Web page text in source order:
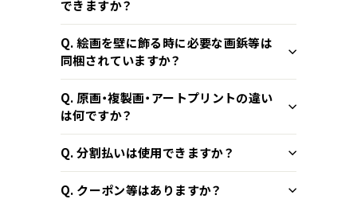
できますか？
Q. 絵画を壁に飾る時に必要な画鋲等は
同梱されていますか？
Q. 原画・複製画・アートプリントの違い
は何ですか？
Q. 分割払いは使用できますか？
Q. クーポン等はありますか？